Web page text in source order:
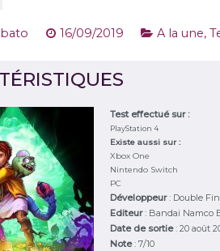
16/09/2019 A la une,
Test effectué sur :
PlayStation 4
Existe aussi sur :
Xbox One
Nintendo Switch
PC
Développeur: Double
Editeur: Bandai Namco
Date de sortie: 20 août
Note: 7/10